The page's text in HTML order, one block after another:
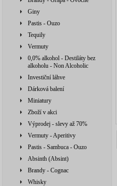
Giny
Pastis - Ouzo
Tequily
Vermuty
0,0% alkohol - Destiláty bez
alkoholu - Non Alcoholic
Investiční láhve
Dárková balení
Miniatury
Zboží v akci
Výprodej - slevy až 70%
Vermuty - Aperitivy
Pastis - Sambuca - Ouzo
Absinth (Absint)
Brandy - Cognac
Whisky